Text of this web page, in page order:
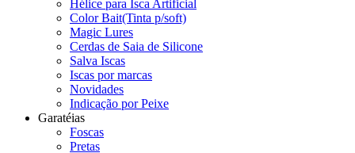
Hélice para Isca Artificial
Color Bait(Tinta p/soft)
Magic Lures
Cerdas de Saia de Silicone
Salva Iscas
Iscas por marcas
Novidades
Indicação por Peixe
Garatéias
Foscas
Pretas